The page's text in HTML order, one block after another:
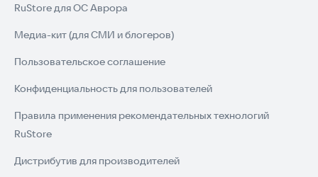
RuStore для ОС Аврора
Медиа-кит (для СМИ и блогеров)
Пользовательское соглашение
Конфиденциальность для пользователей
Правила применения рекомендательных технологий
RuStore
Дистрибутив для производителей